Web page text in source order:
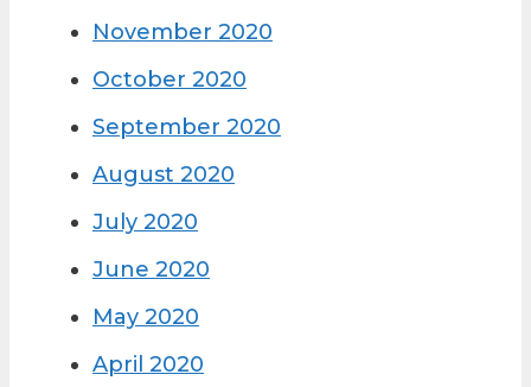
November 2020
October 2020
September 2020
August 2020
July 2020
June 2020
May 2020
April 2020